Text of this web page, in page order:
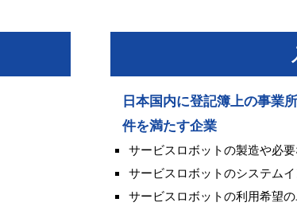
日本国内に登記簿上の事業
件を満たす企業
サービスロボットの製造や必
サービスロボットのシステム
サービスロボットの利用希望